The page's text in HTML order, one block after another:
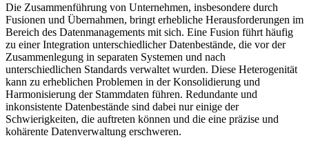
Die Zusammenführung von Unternehmen, insbesondere durch
Fusionen und Übernahmen, bringt erhebliche Herausforderungen im
Bereich des Datenmanagements mit sich. Eine Fusion führt häufig
zu einer Integration unterschiedlicher Datenbestände, die vor der
Zusammenlegung in separaten Systemen und nach
unterschiedlichen Standards verwaltet wurden. Diese Heterogenität
kann zu erheblichen Problemen in der Konsolidierung und
Harmonisierung der Stammdaten führen. Redundante und
inkonsistente Datenbestände sind dabei nur einige der
Schwierigkeiten, die auftreten können und die eine präzise und
kohärente Datenverwaltung erschweren.